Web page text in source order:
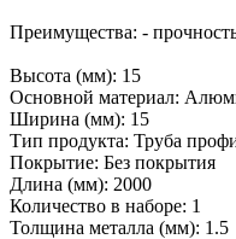
Преимущества: -
Высота (мм): 15
Основной материал:
Ширина (мм): 15
Тип продукта: Труба
Покрытие: Без покрытия
Длина (мм): 2000
Количество в наборе: 1
Толщина металла (мм): 1.5